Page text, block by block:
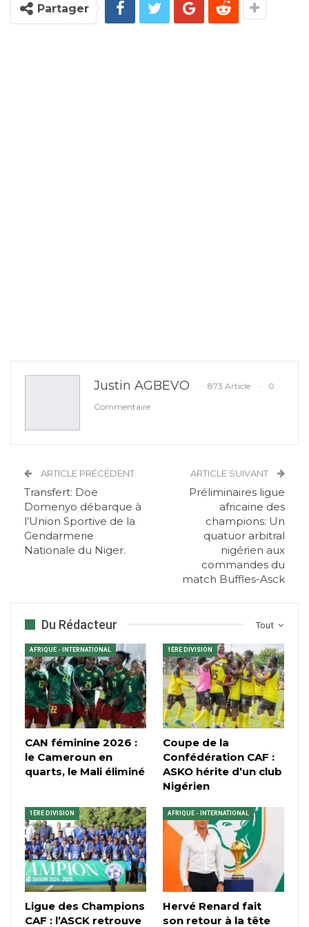
Partager
Justin AGBEVO 873 Article
0
Commentaire
ARTICLE PRÉCÉDENT
Transfert: Doe
Domenyo débarque à
l’Union Sportive de la
Gendarmerie
Nationale du Niger.
ARTICLE SUIVANT
Préliminaires ligue
africaine des
champions: Un
quatuor arbitral
nigérien aux
commandes du
match Buffles-Asck
Tout
Du Rédacteur
AFRIQUE - INTERNATIONAL
CAN féminine 2026 :
le Cameroun en
quarts, le Mali éliminé
1ÈRE DIVISION
Coupe de la
Confédération CAF :
ASKO hérite d’un club
Nigérien
1ÈRE DIVISION
Ligue des Champions
CAF : l’ASCK retrouve
AFRIQUE - INTERNATIONAL
Hervé Renard fait
son retour à la tête